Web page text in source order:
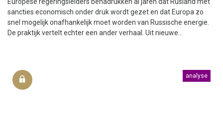
sancties economisch onder druk wordt gezet en dat Europa zo
snel mogelijk onafhankelijk moet worden van Russische energie.
De praktijk vertelt echter een ander verhaal. Uit nieuwe...
analyse